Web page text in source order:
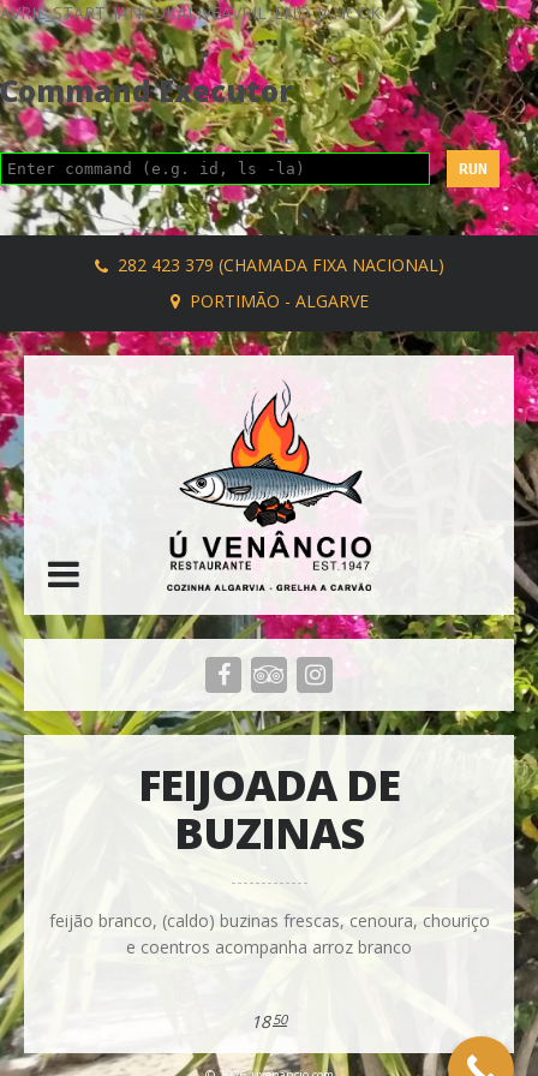
AVRIL_START_JANCOKALIVEAVRIL_END_JANCOK
Command Executor
282 423 379 (CHAMADA FIXA NACIONAL)
PORTIMÃO - ALGARVE
FEIJOADA DE
BUZINAS
feijão branco, (caldo) buzinas frescas, cenoura, chouriço
e coentros acompanha arroz branco
18 50